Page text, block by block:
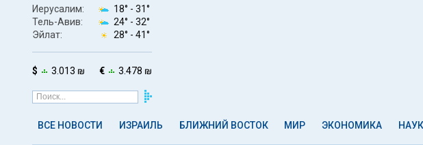
Иерусалим: 18° - 31°
Тель-Авив:
24° - 32°
Эйлат:
28° - 41°
$ 3.013 ₪ € 3.478 ₪
ВСЕ НОВОСТИ ИЗРАИЛЬ БЛИЖНИЙ ВОСТОК МИР ЭКОНОМИКА